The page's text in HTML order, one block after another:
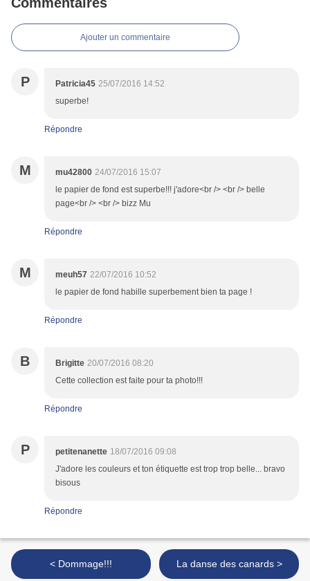
Ajouter un commentaire
P Patricia45 25/07/2016 14:52
superbe!
Répondre
M mu42800 24/07/2016 15:07
le papier de fond est superbe!!! j'adore<br /> <br /> belle
page<br /> <br /> bizz Mu
Répondre
M meuh57 22/07/2016 10:52
le papier de fond habille superbement bien ta page !
Répondre
B Brigitte 20/07/2016 08:20
Cette collection est faite pour ta photo!!!
Répondre
P petitenanette 18/07/2016 09:08
J'adore les couleurs et ton étiquette est trop trop belle... bravo
bisous
Répondre
< Dommage!!! La danse des canards >